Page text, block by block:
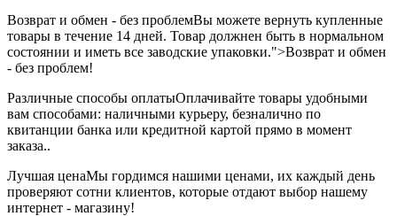
Возврат и обмен - без проблемВы можете вернуть купленные
товары в течение 14 дней. Товар должнен быть в нормальном
состоянии и иметь все заводские упаковки.">Возврат и обмен
- без проблем!
Различные способы оплатыОплачивайте товары удобными
вам способами: наличными курьеру, безналично по
квитанции банка или кредитной картой прямо в момент
заказа..
Лучшая ценаМы гордимся нашими ценами, их каждый день
проверяют сотни клиентов, которые отдают выбор нашему
интернет - магазину!